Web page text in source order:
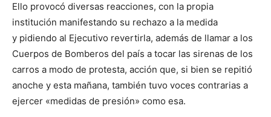
Ello provocó diversas reacciones, con la propia
institución manifestando su rechazo a la medida
y pidiendo al Ejecutivo revertirla, además de llamar a los
Cuerpos de Bomberos del país a tocar las sirenas de los
carros a modo de protesta, acción que, si bien se repitió
anoche y esta mañana, también tuvo voces contrarias a
ejercer «medidas de presión» como esa.